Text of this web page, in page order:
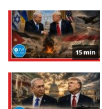
15 min